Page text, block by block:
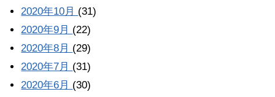
2020年10月 (31)
2020年9月 (22)
2020年8月 (29)
2020年7月 (31)
2020年6月 (30)